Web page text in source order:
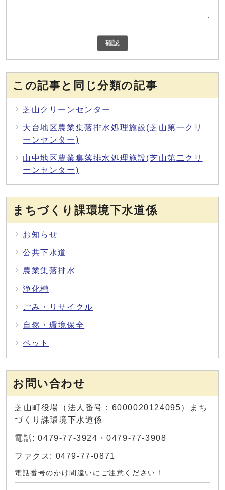
確認
この記事と同じ分類の記事
芝山クリーンセンター
大台地区農業集落排水処理施設(芝山第一クリ
ーンセンター)
山中地区農業集落排水処理施設(芝山第二クリ
ーンセンター)
まちづくり課環境下水道係
お知らせ
公共下水道
農業集落排水
浄化槽
ごみ・リサイクル
自然・環境保全
ペット
お問い合わせ
芝山町役場（法人番号：6000020124095）まち
づくり課環境下水道係
電話: 0479-77-3924・0479-77-3908
ファクス: 0479-77-0871
電話番号のかけ間違いにご注意ください！